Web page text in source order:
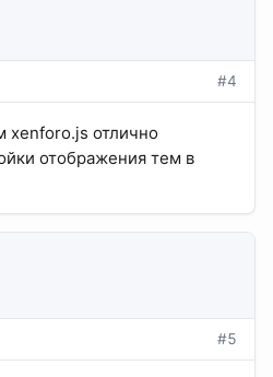
#4
xenforo.js отлично
отображения тем в
#5